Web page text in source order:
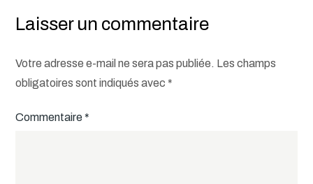
Laisser un commentaire
Votre adresse e-mail ne sera pas publiée. Les champs
obligatoires sont indiqués avec *
Commentaire *